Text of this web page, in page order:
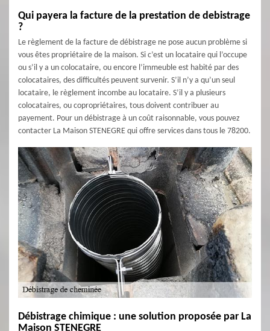
Qui payera la facture de la prestation de debistrage
?
Le règlement de la facture de débistrage ne pose aucun problème si
vous êtes propriétaire de la maison. Si c’est un locataire qui l’occupe
ou s’il y a un colocataire, ou encore l’immeuble est habité par des
colocataires, des difficultés peuvent survenir. S’il n’y a qu’un seul
locataire, le règlement incombe au locataire. S’il y a plusieurs
colocataires, ou copropriétaires, tous doivent contribuer au
payement. Pour un débistrage à un coût raisonnable, vous pouvez
contacter La Maison STENEGRE qui offre services dans tous le 78200.
Débistrage chimique : une solution proposée par La
Maison STENEGRE